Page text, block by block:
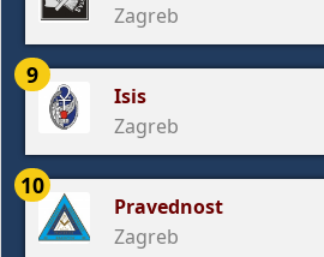
Zagreb
9
Isis
Zagreb
10
Pravednost
Zagreb